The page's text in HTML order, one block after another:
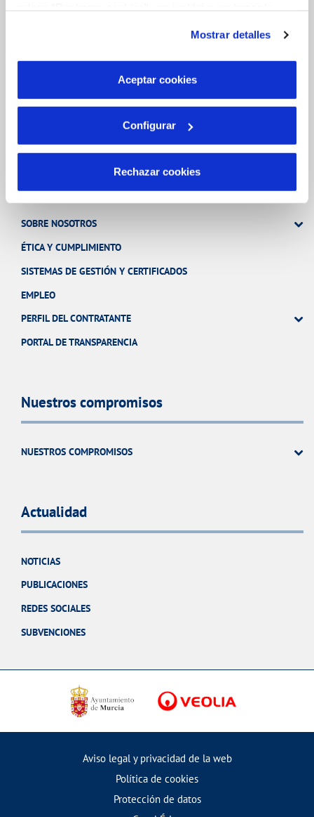
son indispensables para que el sitio web funcione y que
por tanto no se pueden desactivar. Puedes consultar
más información en nuestraPolítica de Cookies
Mostrar detalles
Aceptar cookies
Configurar
Rechazar cookies
SOBRE NOSOTROS
ÉTICA Y CUMPLIMIENTO
SISTEMAS DE GESTIÓN Y CERTIFICADOS
EMPLEO
PERFIL DEL CONTRATANTE
PORTAL DE TRANSPARENCIA
Nuestros compromisos
NUESTROS COMPROMISOS
Actualidad
NOTICIAS
PUBLICACIONES
REDES SOCIALES
SUBVENCIONES
Aviso legal y privacidad de la web
Política de cookies
Protección de datos